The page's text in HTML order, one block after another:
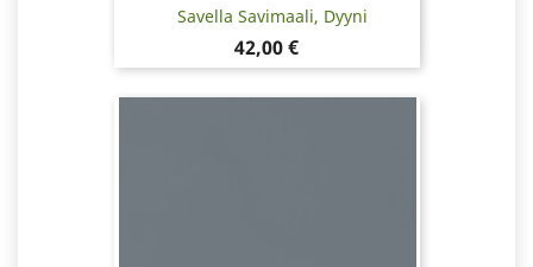
Savella Savimaali, Dyyni
Hinta
42,00 €